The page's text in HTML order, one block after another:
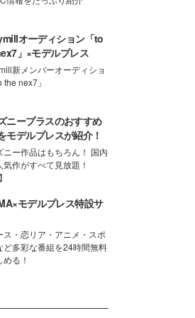
オーディション「to
」×モデルプレス
新メンバーオーディショ
the nex7」
ニープラスのおすすめ
モデルプレスが紹介！
ニー作品はもちろん！ 国内
気作がすべて見放題！
モデルプレス特設サ
ス・恋リア・アニメ・スポ
ど多彩な番組を24時間無料
る！